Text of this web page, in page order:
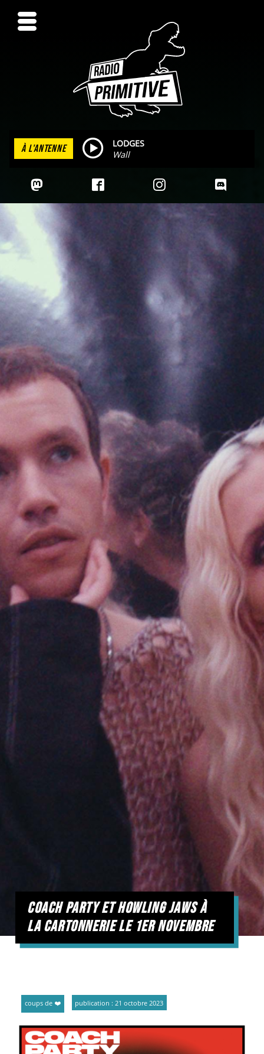
À L'ANTENNE
LODGES
Wall
coach party et howling jaws à
la cartonnerie le 1er novembre
coups de ❤️ publication : 21 octobre 2023